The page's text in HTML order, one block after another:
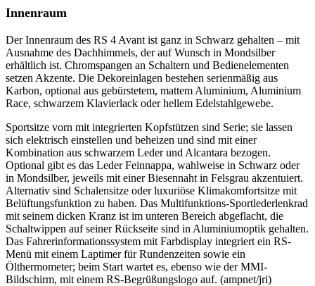
Innenraum
Der Innenraum des RS 4 Avant ist ganz in Schwarz gehalten – mit
Ausnahme des Dachhimmels, der auf Wunsch in Mondsilber
erhältlich ist. Chromspangen an Schaltern und Bedienelementen
setzen Akzente. Die Dekoreinlagen bestehen serienmäßig aus
Karbon, optional aus gebürstetem, mattem Aluminium, Aluminium
Race, schwarzem Klavierlack oder hellem Edelstahlgewebe.
Sportsitze vorn mit integrierten Kopfstützen sind Serie; sie lassen
sich elektrisch einstellen und beheizen und sind mit einer
Kombination aus schwarzem Leder und Alcantara bezogen.
Optional gibt es das Leder Feinnappa, wahlweise in Schwarz oder
in Mondsilber, jeweils mit einer Biesennaht in Felsgrau akzentuiert.
Alternativ sind Schalensitze oder luxuriöse Klimakomfortsitze mit
Belüftungsfunktion zu haben. Das Multifunktions-Sportlederlenkrad
mit seinem dicken Kranz ist im unteren Bereich abgeflacht, die
Schaltwippen auf seiner Rückseite sind in Aluminiumoptik gehalten.
Das Fahrerinformationssystem mit Farbdisplay integriert ein RS-
Menü mit einem Laptimer für Rundenzeiten sowie ein
Ölthermometer; beim Start wartet es, ebenso wie der MMI-
Bildschirm, mit einem RS-Begrüßungslogo auf. (ampnet/jri)